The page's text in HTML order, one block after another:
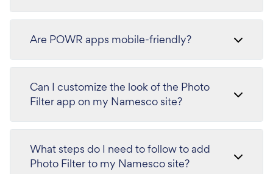
Are POWR apps mobile-friendly?
Can I customize the look of the Photo
Filter app on my Namesco site?
What steps do I need to follow to add
Photo Filter to my Namesco site?